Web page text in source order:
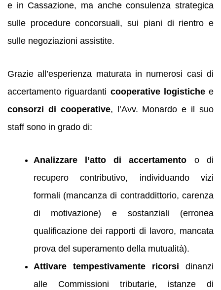
e in Cassazione, ma anche consulenza strategica
sulle procedure concorsuali, sui piani di rientro e
sulle negoziazioni assistite.
Grazie all’esperienza maturata in numerosi casi di
accertamento riguardanti cooperative logistichee
consorzi di cooperative, l’Avv. Monardo e il suo
staff sono in grado di:
Analizzare l’atto di accertamento o di
recupero contributivo, individuando vizi
formali (mancanza di contraddittorio, carenza
di motivazione) e sostanziali (erronea
qualificazione dei rapporti di lavoro, mancata
prova del superamento della mutualità).
Attivare tempestivamente ricorsi dinanzi
alle Commissioni tributarie, istanze di